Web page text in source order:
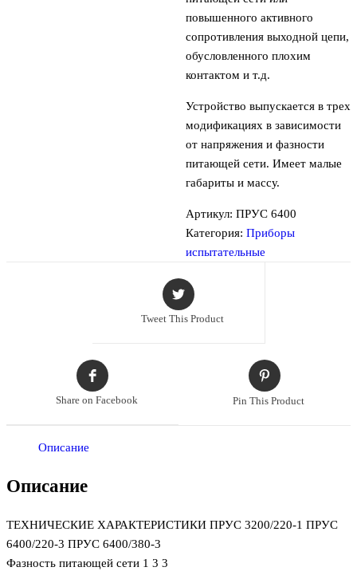
повышенного активного
сопротивления выходной цепи,
обусловленного плохим
контактом и т.д.
Устройство выпускается в трех
модификациях в зависимости
от напряжения и фазности
питающей сети. Имеет малые
габариты и массу.
Артикул: ПРУС 6400
Категория: Приборы
испытательные
Tweet This Product
Share on Facebook Pin This Product
Описание
Описание
ТЕХНИЧЕСКИЕ ХАРАКТЕРИСТИКИ ПРУС 3200/220-1 ПРУС
6400/220-3 ПРУС 6400/380-3
Фазность питающей сети 1 3 3